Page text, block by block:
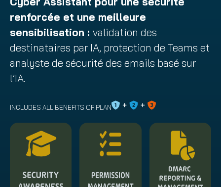
renforcée et une meilleure
sensibilisation : validation des
destinataires par IA, protection de Teams et
analyste de sécurité des emails basé sur
l’IA.
INCLUDES ALL BENEFITS OF PLAN